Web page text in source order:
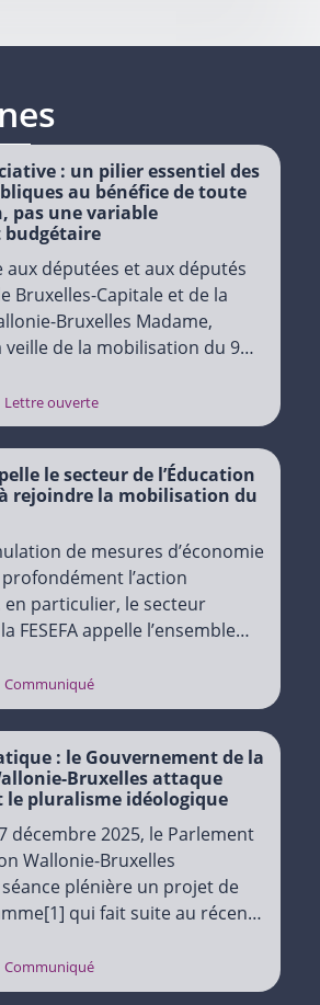
: un pilier essentiel des
au bénéfice de toute
pas une variable
budgétaire
députées et aux députés
Bruxelles-Capitale et de la
Bruxelles Madame,
veille de la mobilisation du 9
Lettre ouverte
le secteur de l’Éducation
rejoindre la mobilisation du
de mesures d’économie
l’action
en particulier, le secteur
FESEFA appelle l’ensemble
permanente à rejoindre la
Communiqué
: le Gouvernement de la
Bruxelles attaque
pluralisme idéologique
décembre 2025, le Parlement
Wallonie-Bruxelles
plénière un projet de
qui fait suite au récent
pour la période 2026-
Communiqué